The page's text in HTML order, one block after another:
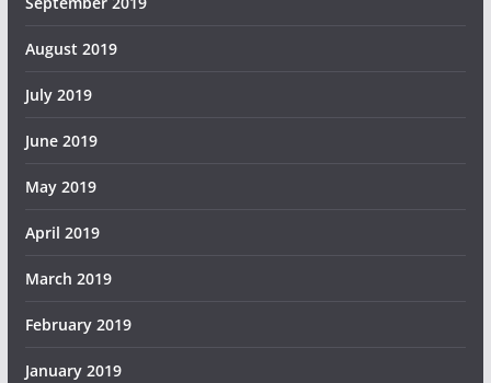
August 2019
July 2019
June 2019
May 2019
April 2019
March 2019
February 2019
January 2019